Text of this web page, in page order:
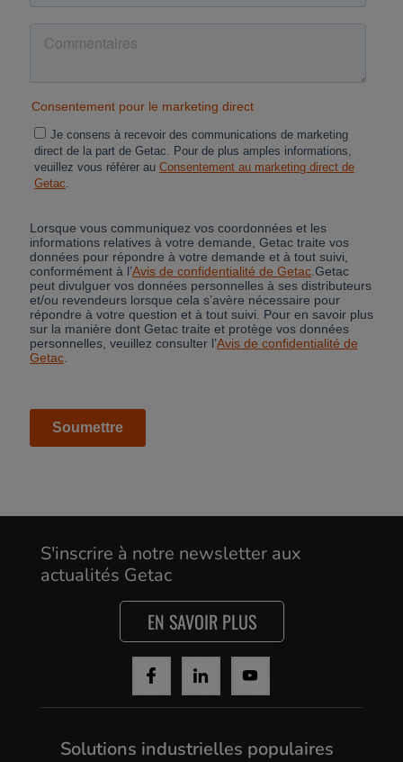
S'inscrire à notre newsletter aux
actualités Getac
EN SAVOIR PLUS
Solutions industrielles populaires